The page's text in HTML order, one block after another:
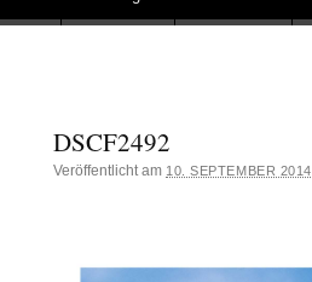
DSCF2492
Veröffentlicht am 10. SEPTEMBER 2014